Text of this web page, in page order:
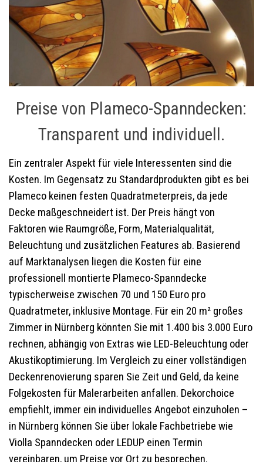
Preise von Plameco-Spanndecken:
Transparent und individuell.
Ein zentraler Aspekt für viele Interessenten sind die
Kosten. Im Gegensatz zu Standardprodukten gibt es bei
Plameco keinen festen Quadratmeterpreis, da jede
Decke maßgeschneidert ist. Der Preis hängt von
Faktoren wie Raumgröße, Form, Materialqualität,
Beleuchtung und zusätzlichen Features ab. Basierend
auf Marktanalysen liegen die Kosten für eine
professionell montierte Plameco-Spanndecke
typischerweise zwischen 70 und 150 Euro pro
Quadratmeter, inklusive Montage. Für ein 20 m² großes
Zimmer in Nürnberg könnten Sie mit 1.400 bis 3.000 Euro
rechnen, abhängig von Extras wie LED-Beleuchtung oder
Akustikoptimierung. Im Vergleich zu einer vollständigen
Deckenrenovierung sparen Sie Zeit und Geld, da keine
Folgekosten für Malerarbeiten anfallen. Dekorchoice
empfiehlt, immer ein individuelles Angebot einzuholen –
in Nürnberg können Sie über lokale Fachbetriebe wie
Violla Spanndecken oder LEDUP einen Termin
vereinbaren, um Preise vor Ort zu besprechen.